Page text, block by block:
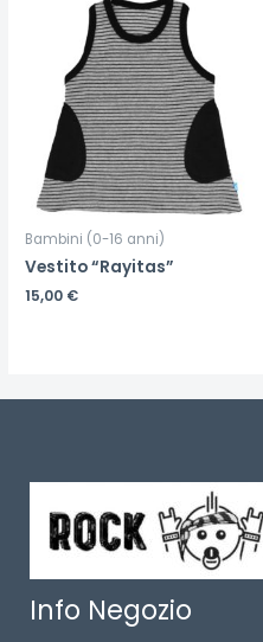
Bambini (0-16 anni)
Vestito “Rayitas”
15,00 €
Info Negozio